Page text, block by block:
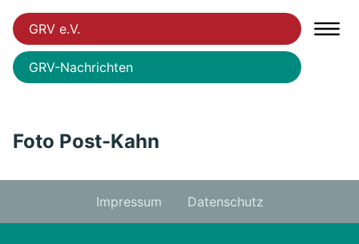
GRV e.V.
GRV-Nachrichten
Foto Post-Kahn
Impressum Datenschutz